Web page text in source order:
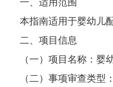
一、适用范围
本指南适用于婴幼儿配
二、项目信息
（一）项目名称：婴幼
（二）事项审查类型